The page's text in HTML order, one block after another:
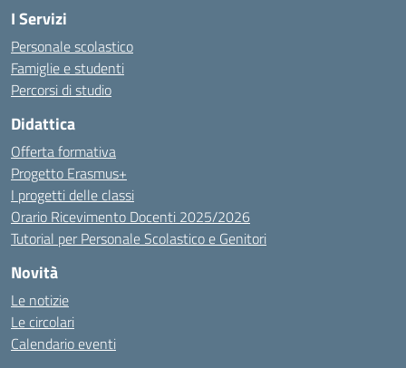
I Servizi
Personale scolastico
Famiglie e studenti
Percorsi di studio
Didattica
Offerta formativa
Progetto Erasmus+
I progetti delle classi
Orario Ricevimento Docenti 2025/2026
Tutorial per Personale Scolastico e Genitori
Novità
Le notizie
Le circolari
Calendario eventi